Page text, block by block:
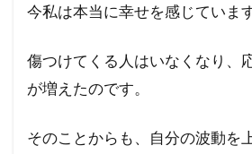
今私は本当に幸せを感じています
傷つけてくる人はいなくなり、
が増えたのです。
そのことからも、自分の波動を